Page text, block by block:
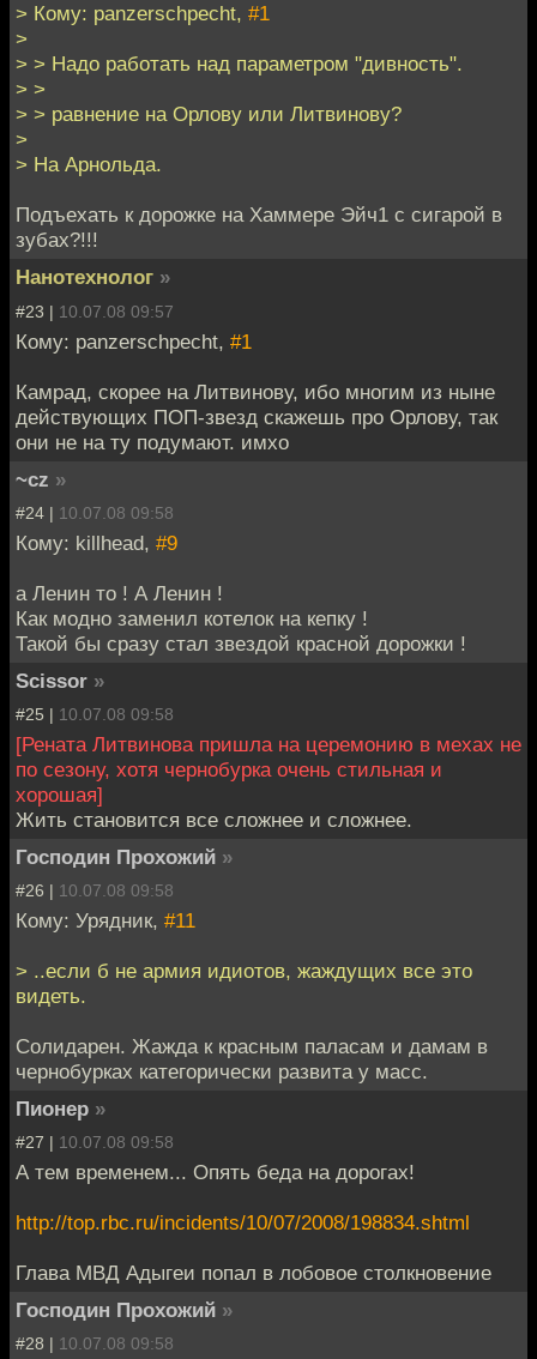
> Кому: panzerschpecht, #1
>
> > Надо работать над параметром "дивность".
> >
> > равнение на Орлову или Литвинову?
>
> На Арнольда.
Подъехать к дорожке на Хаммере Эйч1 с сигарой в
зубах?!!!
Нанотехнолог »
#23 | 10.07.08 09:57
Кому: panzerschpecht, #1
Камрад, скорее на Литвинову, ибо многим из ныне
действующих ПОП-звезд скажешь про Орлову, так
они не на ту подумают. имхо
~cz »
#24 | 10.07.08 09:58
Кому: killhead, #9
а Ленин то ! А Ленин !
Как модно заменил котелок на кепку !
Такой бы сразу стал звездой красной дорожки !
Scissor »
#25 | 10.07.08 09:58
[Рената Литвинова пришла на церемонию в мехах не
по сезону, хотя чернобурка очень стильная и
хорошая]
Жить становится все сложнее и сложнее.
Господин Прохожий »
#26 | 10.07.08 09:58
Кому: Урядник, #11
> ..если б не армия идиотов, жаждущих все это
видеть.
Солидарен. Жажда к красным паласам и дамам в
чернобурках категорически развита у масс.
Пионер »
#27 | 10.07.08 09:58
А тем временем... Опять беда на дорогах!
http://top.rbc.ru/incidents/10/07/2008/198834.shtml
Глава МВД Адыгеи попал в лобовое столкновение
Господин Прохожий »
#28 | 10.07.08 09:58